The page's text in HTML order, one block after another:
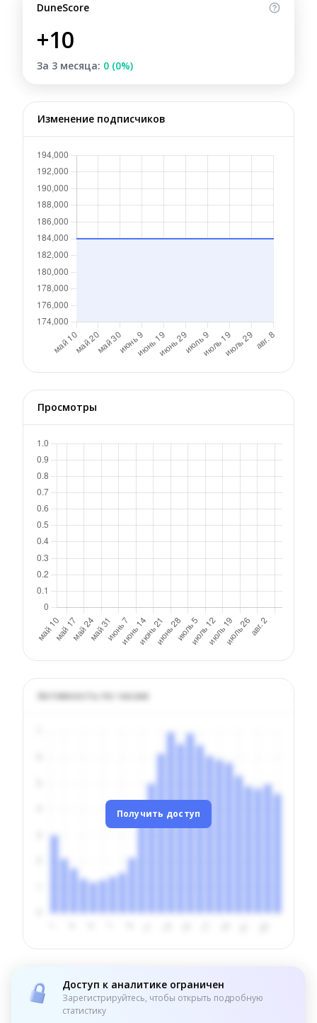
DuneScore
+10
За 3 месяца: 0 (0%)
Изменение подписчиков
Просмотры
Активность по часам
Получить доступ
Доступ к аналитике ограничен
Зарегистрируйтесь, чтобы открыть подробную
статистику